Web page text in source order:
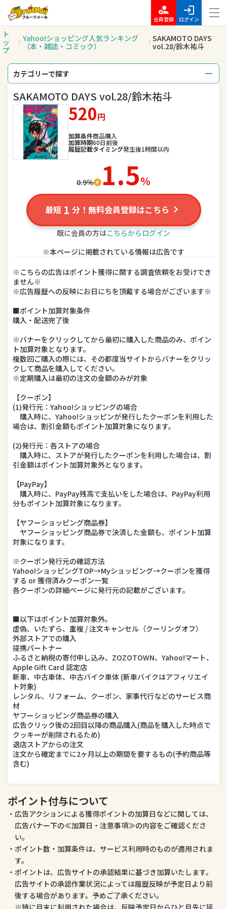
会員登録 ログイン
ト
ッ
プ
Yahoo!ショッピング人気ランキング
（本・雑誌・コミック）
SAKAMOTO DAYS
vol.28/鈴木祐斗
カテゴリーで探す
総合 レディースファッション
メンズファッション
腕時計
アウトドア、釣り
TV・オーディオ・カメラ
スマートフォン・タブレット 食品
ドリンク、水、お酒 インテリア・寝具・収納
DIY、工具 キッチン用品・食器・調理器具
本・雑誌・コミック
楽器、手芸、コレクション
ペット・ペットグッズ
SAKAMOTO DAYS vol.28/鈴木祐斗
520円
加算条件商品購入
加算時期60日前後
履歴記載タイミング発生後1時間以内
0.9％ 1.5％
最短 1 分！無料会員登録はこちら
既に会員の方はこちらからログイン
※本ページに掲載されている情報は広告です
※こちらの広告はポイント獲得に関する調査依頼をお受けでき
ません※
※広告履歴への反映にお日にちを頂戴する場合がございます※
■ポイント加算対象条件
購入・配送完了後
※バナーをクリックしてから最初に購入した商品のみ、ポイン
ト加算対象となります。
複数回ご購入の際には、その都度当サイトからバナーをクリッ
クして商品を購入してください。
※定期購入は最初の注文の金額のみが対象
【クーポン】
(1)発行元：Yahoo!ショッピングの場合
購入時に、Yahoo!ショッピンが発行したクーポンを利用した
場合は、割引金額もポイント加算対象になります。
(2)発行元：各ストアの場合
購入時に、ストアが発行したクーポンを利用した場合は、割
引金額はポイント加算対象外となります。
【PayPay】
購入時に、PayPay残高で支払いをした場合は、PayPay利用
分もポイント加算対象になります。
【ヤフーショッピング商品券】
ヤフーショッピング商品券で決済した金額も、ポイント加算
対象になります。
※クーポン発行元の確認方法
Yahoo!ショッピングTOP→Myショッピング→クーポンを獲得
する or 獲得済みクーポン一覧
各クーポンの詳細ページに発行元の記載がございます。
■以下はポイント加算対象外。
虚偽、いたずら、重複 / 注文キャンセル（クーリングオフ）
外部ストアでの購入
提携パートナー
ふるさと納税の寄付申し込み、ZOZOTOWN、Yahoo!マート、
Apple Gift Card 認定店
新車、中古車体、中古バイク車体 (新車バイクはアフィリエイ
ト対象)
レンタル、リフォーム、クーポン、家事代行などのサービス商
材
ヤフーショッピング商品券の購入
広告クリック後の2回目以降の商品購入(商品を購入した時点で
クッキーが削除されるため)
退店ストアからの注文
注文から確定までに2ヶ月以上の期間を要するもの(予約商品等
含む)
ポイント付与について
広告アクションによる獲得ポイントの加算日などに関しては、
広告バナー下の≪加算日・注意事項≫の内容をご確認くださ
い。
ポイント数・加算条件は、サービス利用時のものが適用されま
す。
ポイントは、広告サイトの承認結果に基づき加算いたします。
広告サイトの承認作業状況によっては履歴反映が予定日より前
後する場合があります。予めご了承ください。
特に月末に利用された場合は、反映予定日からひと月先に延